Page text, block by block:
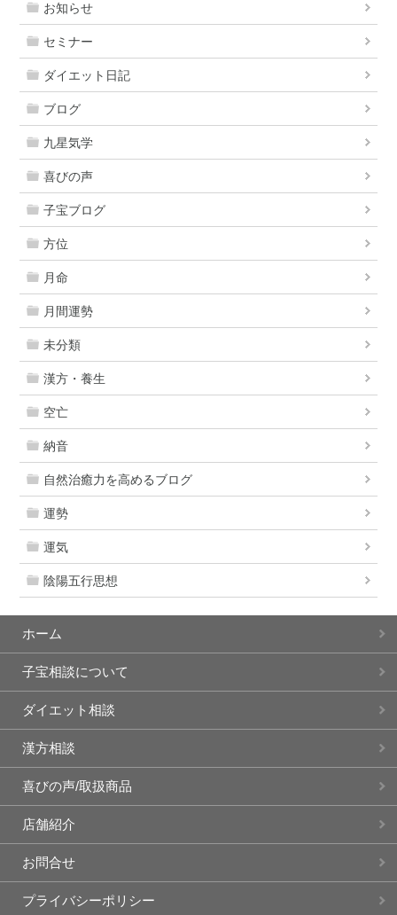
お知らせ
セミナー
ダイエット日記
ブログ
九星気学
喜びの声
子宝ブログ
方位
月命
月間運勢
未分類
漢方・養生
空亡
納音
自然治癒力を高めるブログ
運勢
運気
陰陽五行思想
ホーム
子宝相談について
ダイエット相談
漢方相談
喜びの声/取扱商品
店舗紹介
お問合せ
プライバシーポリシー